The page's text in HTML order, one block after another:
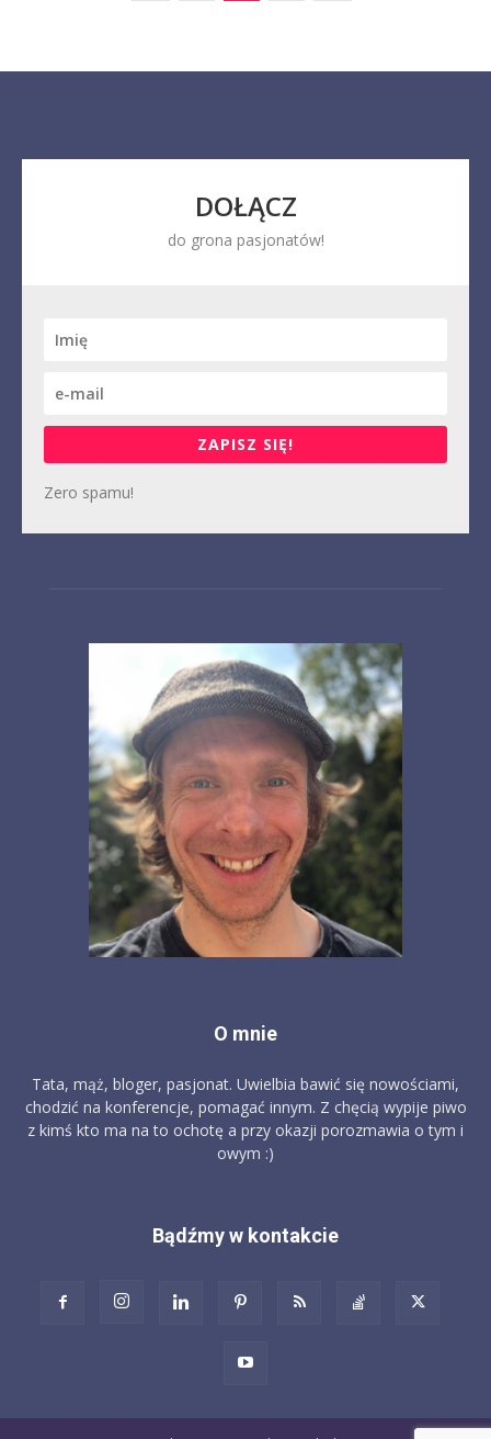
DOŁĄCZ
do grona pasjonatów!
ZAPISZ SIĘ!
Zero spamu!
O mnie
Tata, mąż, bloger, pasjonat. Uwielbia bawić się nowościami,
chodzić na konferencje, pomagać innym. Z chęcią wypije piwo
z kimś kto ma na to ochotę a przy okazji porozmawia o tym i
owym :)
Bądźmy w kontakcie